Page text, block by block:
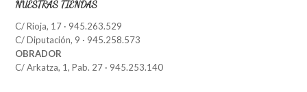
NUESTRAS TIENDAS
C/ Rioja, 17 · 945.263.529
C/ Diputación, 9 · 945.258.573
OBRADOR
C/ Arkatza, 1, Pab. 27 · 945.253.140